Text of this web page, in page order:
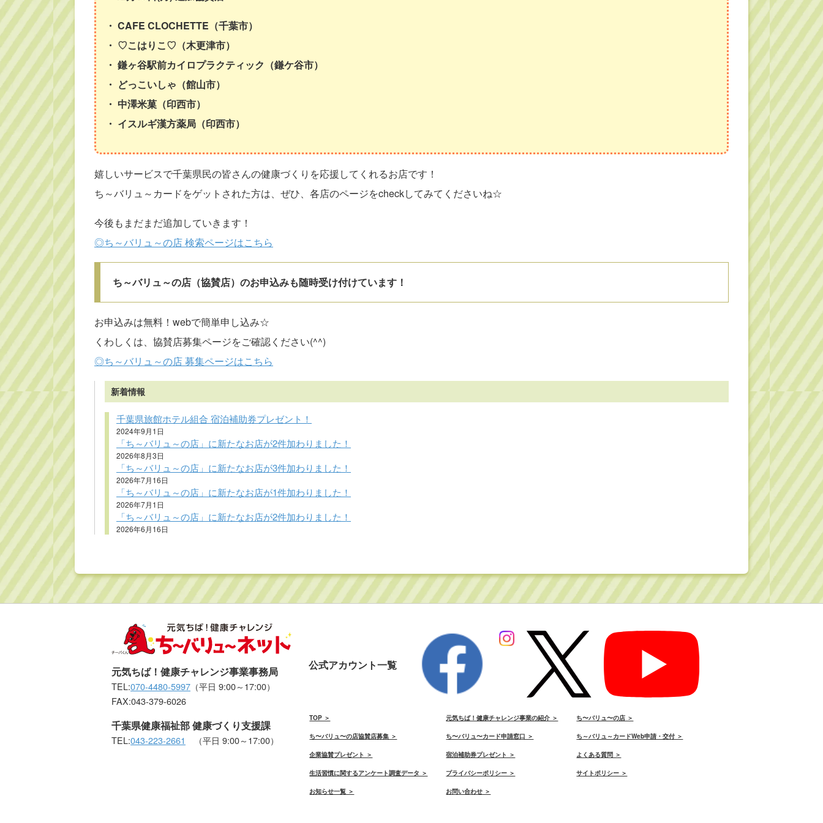
・ CAFE CLOCHETTE（千葉市）
・ ♡こはりこ♡（木更津市）
・ 鎌ヶ谷駅前カイロプラクティック（鎌ケ谷市）
・ どっこいしゃ（館山市）
・ 中澤米菓（印西市）
・ イスルギ漢方薬局（印西市）
嬉しいサービスで千葉県民の皆さんの健康づくりを応援してくれるお店です！
ち～バリュ～カードをゲットされた方は、ぜひ、各店のページをcheckしてみてくださいね☆
今後もまだまだ追加していきます！
◎ち～バリュ～の店 検索ページはこちら
ち～バリュ～の店（協賛店）のお申込みも随時受け付けています！
お申込みは無料！webで簡単申し込み☆
くわしくは、協賛店募集ページをご確認ください(^^)
◎ち～バリュ～の店 募集ページはこちら
新着情報
千葉県旅館ホテル組合 宿泊補助券プレゼント！
2024年9月1日
「ち～バリュ～の店」に新たなお店が2件加わりました！
2026年8月3日
「ち～バリュ～の店」に新たなお店が3件加わりました！
2026年7月16日
「ち～バリュ～の店」に新たなお店が1件加わりました！
2026年7月1日
「ち～バリュ～の店」に新たなお店が2件加わりました！
2026年6月16日
元気ちば！健康チャレンジ事業事務局
TEL:070-4480-5997 （平日 9:00～17:00）
FAX:043-379-6026
千葉県健康福祉部 健康づくり支援課
TEL:043-223-2661 （平日 9:00～17:00）
公式アカウント一覧
TOP ＞ 元気ちば！健康チャレンジ事業の紹介 ＞ ち〜バリュ〜の店 ＞
ち〜バリュ〜の店協賛店募集 ＞ ち〜バリュ〜カード申請窓口 ＞ ち～バリュ～カードWeb申請・交付 ＞
企業協賛プレゼント ＞ 宿泊補助券プレゼント ＞ よくある質問 ＞
生活習慣に関するアンケート調査データ ＞ プライバシーポリシー ＞ サイトポリシー ＞
お知らせ一覧 ＞ お問い合わせ ＞